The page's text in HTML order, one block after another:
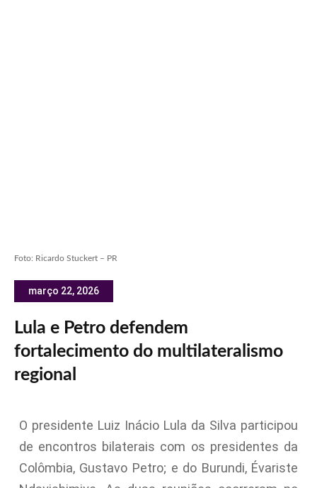
Foto: Ricardo Stuckert – PR
março 22, 2026
Lula e Petro defendem
fortalecimento do multilateralismo
regional
O presidente Luiz Inácio Lula da Silva participou
de encontros bilaterais com os presidentes da
Colômbia, Gustavo Petro; e do Burundi, Évariste